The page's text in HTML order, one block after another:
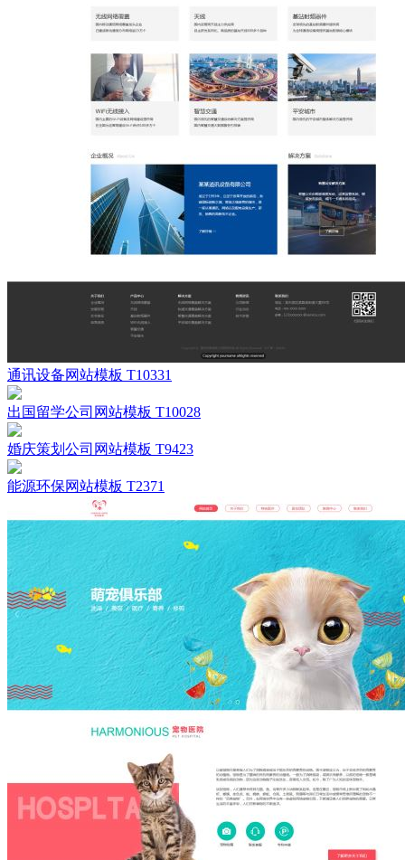
通讯设备网站模板 T10331
出国留学公司网站模板 T10028
婚庆策划公司网站模板 T9423
能源环保网站模板 T2371